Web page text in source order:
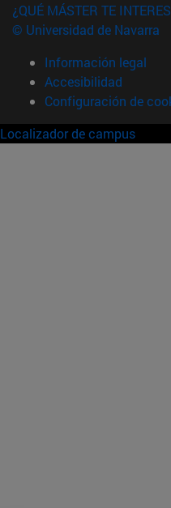
¿QUÉ MÁSTER TE
© Universidad de Navarra
Información legal
Accesibilidad
Configuración de
Localizador de campus